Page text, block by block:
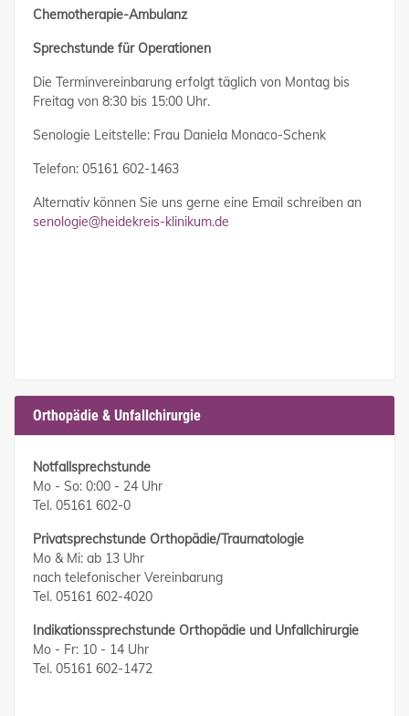
Chemotherapie-Ambulanz
Sprechstunde für Operationen
Die Terminvereinbarung erfolgt täglich von Montag bis
Freitag von 8:30 bis 15:00 Uhr.
Senologie Leitstelle: Frau Daniela Monaco-Schenk
Telefon: 05161 602-1463
Alternativ können Sie uns gerne eine Email schreiben an
senologie@heidekreis-klinikum.de
Orthopädie & Unfallchirurgie
Notfallsprechstunde
Mo - So: 0:00 - 24 Uhr
Tel. 05161 602-0
Privatsprechstunde Orthopädie/Traumatologie
Mo & Mi: ab 13 Uhr
nach telefonischer Vereinbarung
Tel. 05161 602-4020
Indikationssprechstunde Orthopädie und Unfallchirurgie
Mo - Fr: 10 - 14 Uhr
Tel. 05161 602-1472